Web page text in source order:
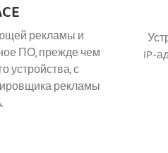
рекламы и
ПО, прежде чем
устройства, с
рекламы
IP-